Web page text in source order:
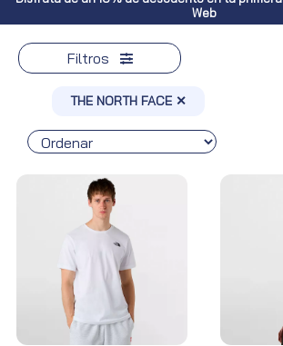
Península, pedidos
Filtros
THE NORTH FACE ✕